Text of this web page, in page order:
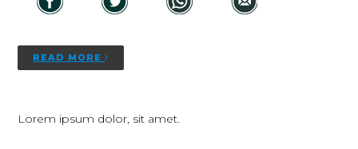
READ MORE
Lorem ipsum dolor, sit amet.